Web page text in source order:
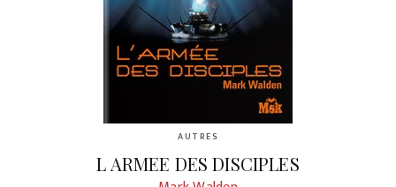
AUTRES
L ARMEE DES DISCIPLES